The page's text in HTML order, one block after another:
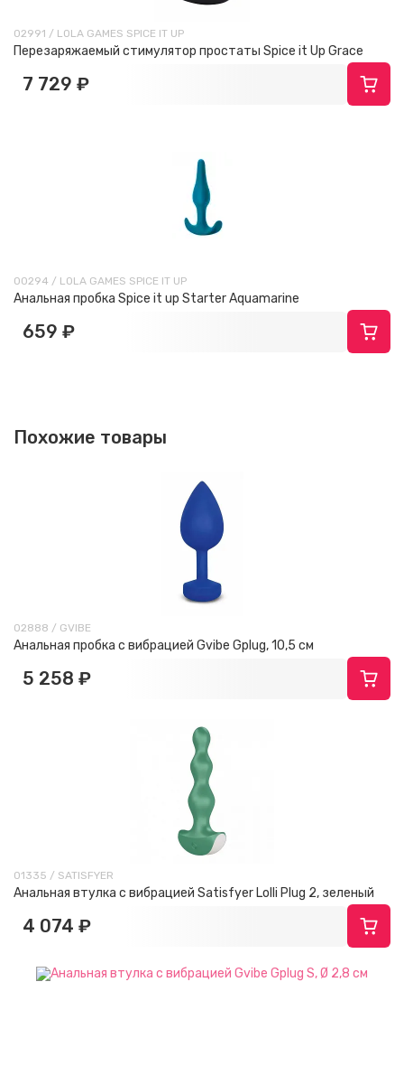
02991 / LOLA GAMES SPICE IT UP
Перезаряжаемый стимулятор простаты Spice it Up Grace
7 729 ₽
00294 / LOLA GAMES SPICE IT UP
Анальная пробка Spice it up Starter Aquamarine
659 ₽
Похожие товары
02888 / GVIBE
Анальная пробка с вибрацией Gvibe Gplug, 10,5 см
5 258 ₽
01335 / SATISFYER
Анальная втулка с вибрацией Satisfyer Lolli Plug 2, зеленый
4 074 ₽